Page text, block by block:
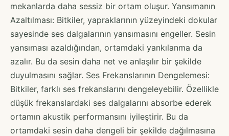
mekanlarda daha sessiz bir ortam oluşur. Yansımanın
Azaltılması: Bitkiler, yapraklarının yüzeyindeki dokular
sayesinde ses dalgalarının yansımasını engeller. Sesin
yansıması azaldığından, ortamdaki yankılanma da
azalır. Bu da sesin daha net ve anlaşılır bir şekilde
duyulmasını sağlar. Ses Frekanslarının Dengelemesi:
Bitkiler, farklı ses frekanslarını dengeleyebilir. Özellikle
düşük frekanslardaki ses dalgalarını absorbe ederek
ortamın akustik performansını iyileştirir. Bu da
ortamdaki sesin daha dengeli bir şekilde dağılmasına